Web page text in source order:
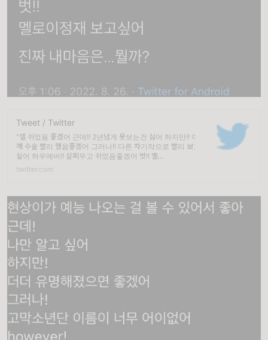
Tweet / Twitter
“잴 쉬었음 좋겠어 근데!! 2년넘게 못보는건 싫어 하지만!! 어
깨 수술 빨리 했음좋겠어 그러나!! 다른 차기작으로 빨리 보고
싶어 하우에버!! 살찌우고 쉬었음좋겠어 벗!! 멜...
twitter.com